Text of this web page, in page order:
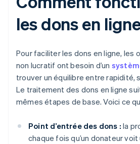
les dons en
Pour faciliter les dons en ligne, les
non lucratif ont besoin d’un
trouver un équilibre entre rapidité,
Le traitement des dons en ligne
mêmes étapes de base. Voici ce
Point d’entrée des dons : la
chaque fois qu’un donateur voit